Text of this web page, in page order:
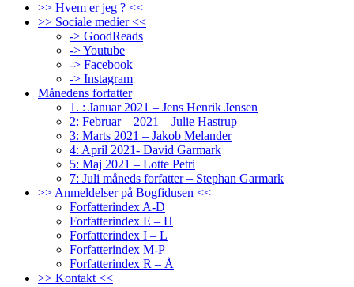
>> Hvem er jeg ? <<
>> Sociale medier <<
-> GoodReads
-> Youtube
-> Facebook
-> Instagram
Månedens forfatter
1. : Januar 2021 – Jens Henrik Jensen
2: Februar – 2021 – Julie Hastrup
3: Marts 2021 – Jakob Melander
4: April 2021- David Garmark
5: Maj 2021 – Lotte Petri
7: Juli måneds forfatter – Stephan Garmark
>> Anmeldelser på Bogfidusen <<
Forfatterindex A-D
Forfatterindex E – H
Forfatterindex I – L
Forfatterindex M-P
Forfatterindex R – Å
>> Kontakt <<